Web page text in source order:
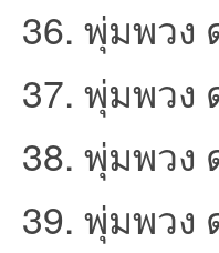
36. พุ่มพวง
37. พุ่มพวง
38. พุ่มพวง
39. พุ่มพวง